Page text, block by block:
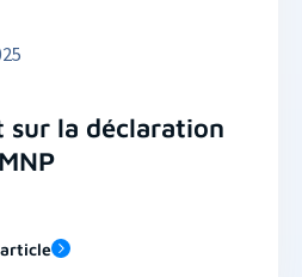
sur la déclaration